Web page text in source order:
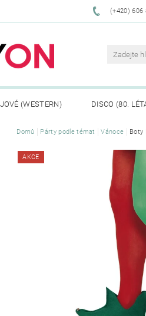
(+420) 606
(WESTERN) DISCO (80.
VRÁCENÍ ZBOŽÍ
Domů Párty podle témat Vánoce Boty
AKCE